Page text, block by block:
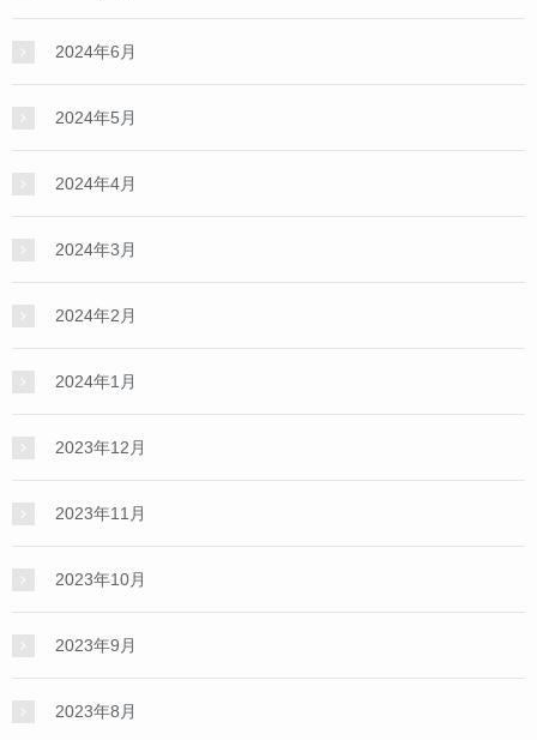
2024年6月
2024年5月
2024年4月
2024年3月
2024年2月
2024年1月
2023年12月
2023年11月
2023年10月
2023年9月
2023年8月